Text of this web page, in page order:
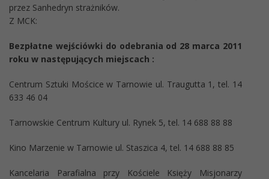
przez Sanhedryn strażników.
Z MCK:
Bezpłatne wejściówki do odebrania od 28 marca 2011
roku w następujących miejscach :
Centrum Sztuki Mościce w Tarnowie ul. Traugutta 1, tel. 14
633 46 04
Tarnowskie Centrum Kultury ul. Rynek 5, tel. 14 688 88 88
Kino Marzenie w Tarnowie ul. Staszica 4, tel. 14 688 88 85
Kancelaria Parafialna przy Kościele Księży Misjonarzy